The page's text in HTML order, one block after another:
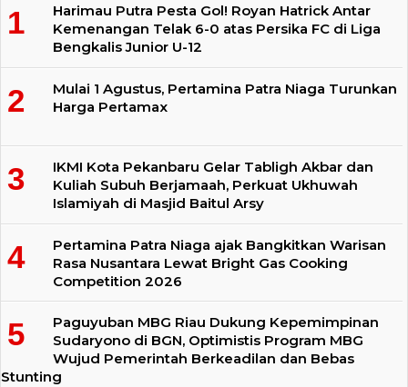
Harimau Putra Pesta Gol! Royan Hatrick Antar
Kemenangan Telak 6-0 atas Persika FC di Liga
Bengkalis Junior U-12
Mulai 1 Agustus, Pertamina Patra Niaga Turunkan
Harga Pertamax
IKMI Kota Pekanbaru Gelar Tabligh Akbar dan
Kuliah Subuh Berjamaah, Perkuat Ukhuwah
Islamiyah di Masjid Baitul Arsy
Pertamina Patra Niaga ajak Bangkitkan Warisan
Rasa Nusantara Lewat Bright Gas Cooking
Competition 2026
Paguyuban MBG Riau Dukung Kepemimpinan
Sudaryono di BGN, Optimistis Program MBG
Wujud Pemerintah Berkeadilan dan Bebas
Stunting